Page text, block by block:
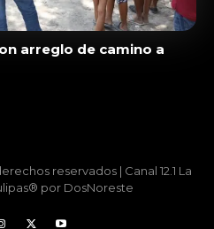
arreglo de camino a
reservados | Canal 12.1 La
por DosNoreste